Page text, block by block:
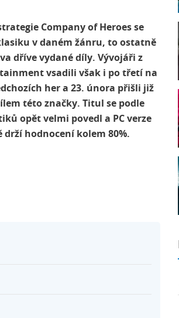
Company of Heroes se
v daném žánru, to ostatně
dříve vydané díly. Vývojáři z
vsadili však i po třetí na
her a 23. února přišli již
této značky. Titul se podle
opět velmi povedl a PC verze
drží hodnocení kolem 80%.